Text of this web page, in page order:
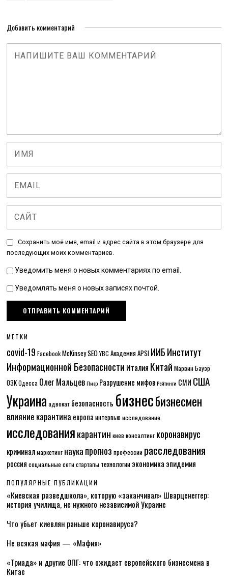
Добавить комментарий
Сохранить моё имя, email и адрес сайта в этом браузере для
последующих моих комментариев.
Уведомить меня о новых комментариях по email.
Уведомлять меня о новых записях почтой.
МЕТКИ
covid-19 Facebook McKinseySEO YBC Академия APSI ИИБИнститут
Информационной Безопасности Италия Китай Марвин Бауэр
ОЗК Одесса Олег Мальцев Пиар Разрушение мифов Рейтинги СМИ США
Украина адвокат безопасность бизнесбизнесмен
влияние карантина европа интервьюисследование
исследованиякарантин киев консалтинг коронавирус
криминалмаркетинг наукапрогноз профессии расследования
россия социальные сети стартапы технологии экономика эпидемия
ПОПУЛЯРНЫЕ ПУБЛИКАЦИИ
«Киевская разведшкола», которую «заканчивал» Шварценеггер:
история училища, не нужного независимой Украине
Что убьет киевлян раньше коронавируса?
Не всякая мафия — «Мафия»
«Триада» и другие ОПГ: что ожидает европейского бизнесмена в
Китае